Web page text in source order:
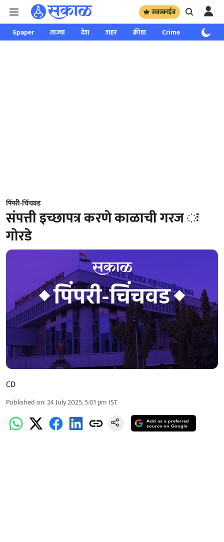
सबस्क्राईब
Epaper ताज्या देश शहर क्रीडा Crime साप्ताहिक
पिंपरी-चिंचवड
संपत्ती इच्छापत्र करणे काळाची गरज ः
गोरडे
CD
Published on:24 July 2025, 5:01 pm IST
Add as a preferred
source on Google